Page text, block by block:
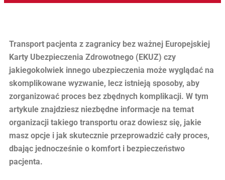
Transport pacjenta z zagranicy bez ważnej Europejskiej
Karty Ubezpieczenia Zdrowotnego (EKUZ) czy
jakiegokolwiek innego ubezpieczenia może wyglądać na
skomplikowane wyzwanie, lecz istnieją sposoby, aby
zorganizować proces bez zbędnych komplikacji. W tym
artykule znajdziesz niezbędne informacje na temat
organizacji takiego transportu oraz dowiesz się, jakie
masz opcje i jak skutecznie przeprowadzić cały proces,
dbając jednocześnie o komfort i bezpieczeństwo
pacjenta.